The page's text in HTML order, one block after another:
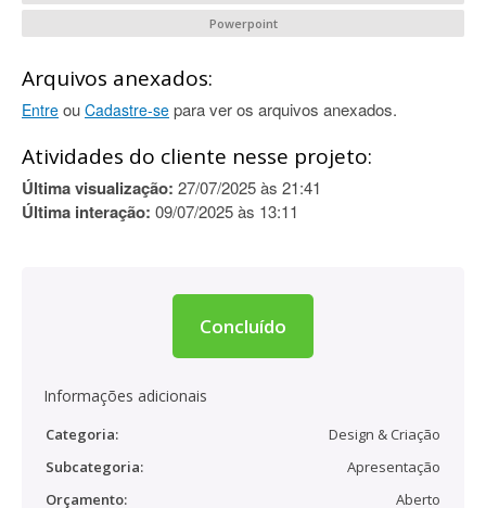
Powerpoint
Arquivos anexados:
Entre ou Cadastre-se para ver os arquivos anexados.
Atividades do cliente nesse projeto:
Última visualização: 27/07/2025 às 21:41
Última interação: 09/07/2025 às 13:11
Concluído
Informações adicionais
Categoria:
Design & Criação
Subcategoria:
Apresentação
Orçamento:
Aberto